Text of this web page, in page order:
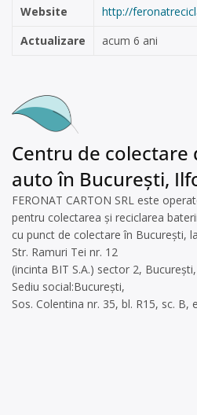
Website
http://
Actualizare
acum 6 ani
Centru de
auto în București,
FERONAT CARTON SRL este
pentru colectarea și reciclarea
cu punct de colectare în București,
Str. Ramuri Tei nr. 12
(incinta BIT S.A.) sector 2,
Sediu social:București,
Sos. Colentina nr. 35, bl. R15, sc. B,